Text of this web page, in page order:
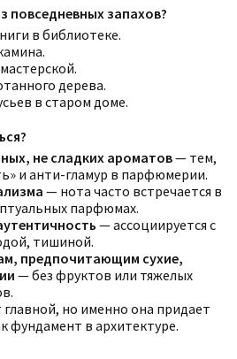
повседневных запахов?
в библиотеке.
дерева.
в старом доме.
не сладких ароматов— тем,
и анти-гламур в парфюмерии.
— нота часто встречается в
парфюмах.
— ассоциируется с
тишиной.
предпочитающим сухие,
— без фруктов или тяжелых
но именно она придает
фундамент в архитектуре.